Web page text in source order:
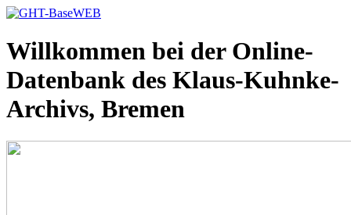
Willkommen bei der Online-
Datenbank des Klaus-Kuhnke-
Archivs, Bremen